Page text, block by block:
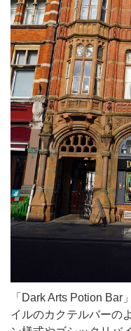
「Dark Arts Potion Bar
イルのカクテルバーの